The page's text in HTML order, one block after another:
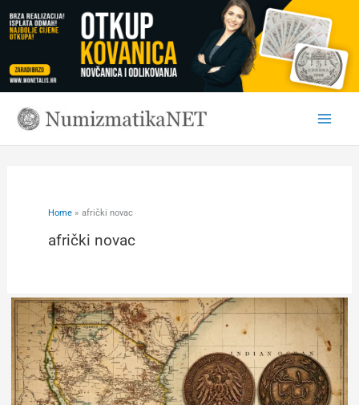
to
content
Home afrički novac
afrički novac